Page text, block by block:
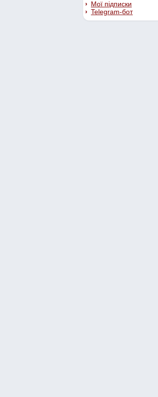
Мої підписки
Telegram-бот